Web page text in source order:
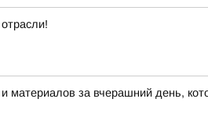
материалов за вчерашний день,